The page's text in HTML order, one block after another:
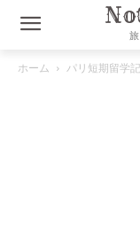
ホーム パリ短期留学